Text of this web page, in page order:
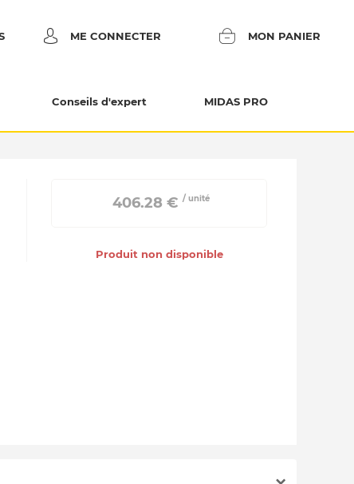
ME CONNECTER MON PANIER
Conseils d'expert MIDAS PRO
406.28 € / unité
Produit non disponible